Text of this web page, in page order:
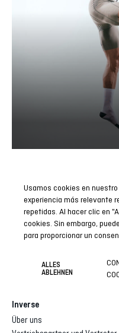
Abonnieren Sie
Seien Sie der Erste, der
Sonderaktionen erfährt.
Inverse
Über uns
Usamos cookies en
experiencia más relevante
repetidas. Al hacer clic en
cookies. Sin embargo,
para proporcionar un
ALLES
ABLEHNEN